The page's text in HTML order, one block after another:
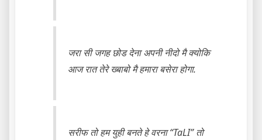
जरा सी जगह छोड देना अपनी नीदो मै क्योकि
आज रात तेरे ख्बाबो मै हमारा बसेरा होगा.
सरीफ तो हम युही बनते हे वरना “TaLI” तो